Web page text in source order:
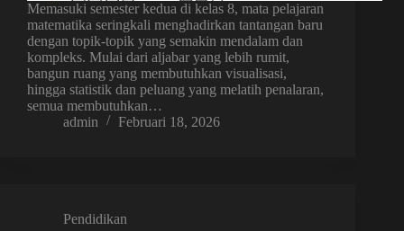
Memasuki semester kedua di kelas 8, mata pelajaran
matematika seringkali menghadirkan tantangan baru
dengan topik-topik yang semakin mendalam dan
kompleks. Mulai dari aljabar yang lebih rumit,
bangun ruang yang membutuhkan visualisasi,
hingga statistik dan peluang yang melatih penalaran,
semua membutuhkan…
admin
Februari 18, 2026
Pendidikan